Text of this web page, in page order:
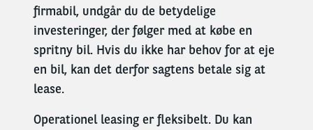
firmabil, undgår du de betydelige
investeringer, der følger med at købe en
spritny bil. Hvis du ikke har behov for at eje
en bil, kan det derfor sagtens betale sig at
lease.
Operationel leasing erfleksibelt. Du kan